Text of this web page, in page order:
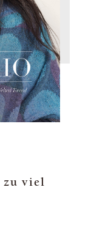
zu viel